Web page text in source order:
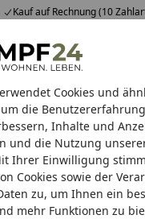
Cookies und
die
Inhalte und
und die Nutzung
Ihrer Einwilligung
Cookies sowie der
zu, um Ihnen ein
mehr Funktionen zu
Kauf auf Rechnung (10
Garten Gartengeräte &